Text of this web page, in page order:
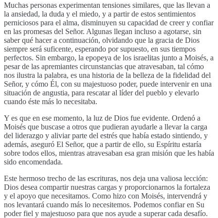
Muchas personas experimentan tensiones similares, que las llevan a
la ansiedad, la duda y el miedo, y a partir de estos sentimientos
perniciosos para el alma, disminuyen su capacidad de creer y confiar
en las promesas del Señor. Algunas llegan incluso a agotarse, sin
saber qué hacer a continuación, olvidando que la gracia de Dios
siempre será suficente, esperando por supuesto, en sus tiempos
perfectos. Sin embargo, la epopeya de los israelitas junto a Moisés, a
pesar de las apremiantes circunstancias que atravesaban, tal cómo
nos ilustra la palabra, es una historia de la belleza de la fidelidad del
Señor, y cómo Él, con su majestuoso poder, puede intervenir en una
situación de angustia, para rescatar al líder del pueblo y elevarlo
cuando éste más lo necesitaba.
Y es que en ese momento, la luz de Dios fue evidente. Ordenó a
Moisés que buscase a otros que pudieran ayudarle a llevar la carga
del liderazgo y aliviar parte del estrés que había estado sintiendo, y
además, aseguró El Señor, que a partir de ello, su Espíritu estaría
sobre todos ellos, mientras atravesaban esa gran misión que les había
sido encomendada.
Este hermoso trecho de las escrituras, nos deja una valiosa lección:
Dios desea compartir nuestras cargas y proporcionarnos la fortaleza
y el apoyo que necesitamos. Como hizo con Moisés, intervendrá y
nos levantará cuando más lo necesitemos. Podemos confiar en Su
poder fiel y majestuoso para que nos ayude a superar cada desafío.